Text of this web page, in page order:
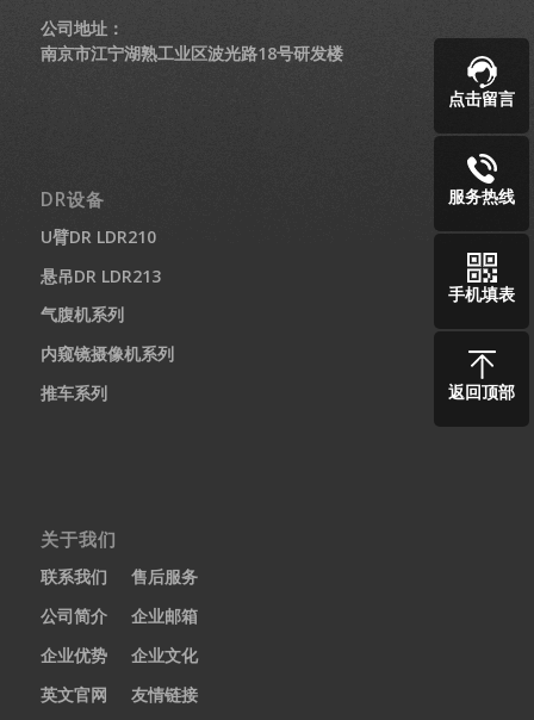
公司地址：
南京市江宁湖熟工业区波光路18号研发楼
DR设备
U臂DR LDR210
悬吊DR LDR213
气腹机系列
内窥镜摄像机系列
推车系列
关于我们
联系我们
售后服务
公司简介
企业邮箱
企业优势
企业文化
英文官网
友情链接
点击留言
服务热线
手机填表
返回顶部